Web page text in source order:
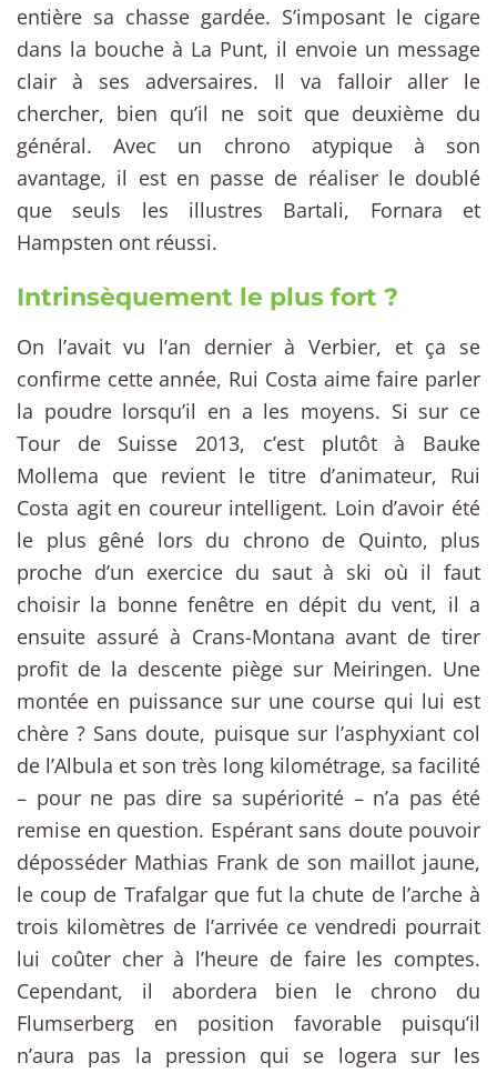
entière sa chasse gardée. S’imposant le cigare
dans la bouche à La Punt, il envoie un message
clair à ses adversaires. Il va falloir aller le
chercher, bien qu’il ne soit que deuxième du
général. Avec un chrono atypique à son
avantage, il est en passe de réaliser le doublé
que seuls les illustres Bartali, Fornara et
Hampsten ont réussi.
Intrinsèquement le plus fort ?
On l’avait vu l’an dernier à Verbier, et ça se
confirme cette année, Rui Costa aime faire parler
la poudre lorsqu’il en a les moyens. Si sur ce
Tour de Suisse 2013, c’est plutôt à Bauke
Mollema que revient le titre d’animateur, Rui
Costa agit en coureur intelligent. Loin d’avoir été
le plus gêné lors du chrono de Quinto, plus
proche d’un exercice du saut à ski où il faut
choisir la bonne fenêtre en dépit du vent, il a
ensuite assuré à Crans-Montana avant de tirer
profit de la descente piège sur Meiringen. Une
montée en puissance sur une course qui lui est
chère ? Sans doute, puisque sur l’asphyxiant col
de l’Albula et son très long kilométrage, sa facilité
– pour ne pas dire sa supériorité – n’a pas été
remise en question. Espérant sans doute pouvoir
déposséder Mathias Frank de son maillot jaune,
le coup de Trafalgar que fut la chute de l’arche à
trois kilomètres de l’arrivée ce vendredi pourrait
lui coûter cher à l’heure de faire les comptes.
Cependant, il abordera bien le chrono du
Flumserberg en position favorable puisqu’il
n’aura pas la pression qui se logera sur les